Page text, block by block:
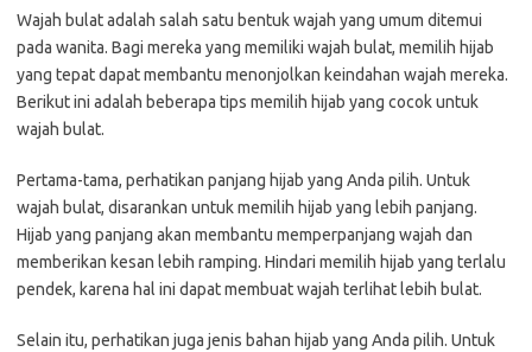
Wajah bulat adalah salah satu bentuk wajah yang umum ditemui
pada wanita. Bagi mereka yang memiliki wajah bulat, memilih hijab
yang tepat dapat membantu menonjolkan keindahan wajah mereka.
Berikut ini adalah beberapa tips memilih hijab yang cocok untuk
wajah bulat.
Pertama-tama, perhatikan panjang hijab yang Anda pilih. Untuk
wajah bulat, disarankan untuk memilih hijab yang lebih panjang.
Hijab yang panjang akan membantu memperpanjang wajah dan
memberikan kesan lebih ramping. Hindari memilih hijab yang terlalu
pendek, karena hal ini dapat membuat wajah terlihat lebih bulat.
Selain itu, perhatikan juga jenis bahan hijab yang Anda pilih. Untuk